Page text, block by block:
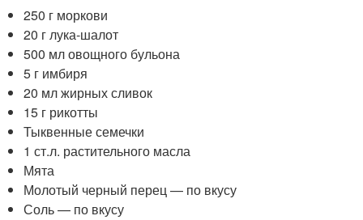
250 г моркови
20 г лука-шалот
500 мл овощного бульона
5 г имбиря
20 мл жирных сливок
15 г рикотты
Тыквенные семечки
1 ст.л. растительного масла
Мята
Молотый черный перец — по вкусу
Соль — по вкусу